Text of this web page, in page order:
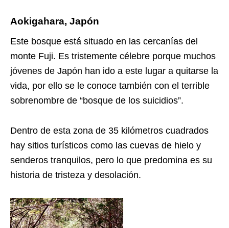
Aokigahara, Japón
Este bosque está situado en las cercanías del
monte Fuji. Es tristemente célebre porque muchos
jóvenes de Japón han ido a este lugar a quitarse la
vida, por ello se le conoce también con el terrible
sobrenombre de “bosque de los suicidios”.
Dentro de esta zona de 35 kilómetros cuadrados
hay sitios turísticos como las cuevas de hielo y
senderos tranquilos, pero lo que predomina es su
historia de tristeza y desolación.